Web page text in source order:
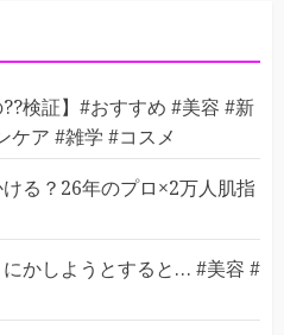
検証】#おすすめ #美容 #新
ケア #雑学 #コスメ
る？26年のプロ×2万人肌指
かしようとすると… #美容 #